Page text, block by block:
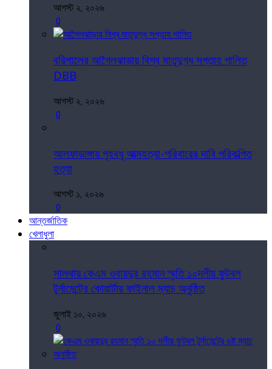
আগস্ট ২, ২০২৬
0
বরিশালের আগৈলঝাড়ায় বিশ্ব মাতৃদুগ্ধ সপ্তাহ পালিত
DBB
আগস্ট ২, ২০২৬
0
আলফাডাঙ্গায় গৃহবধূ আত্মহত্যা-পরিবারের দাবি পরিকল্পিত
হত্যা
আগস্ট ১, ২০২৬
0
আন্তর্জাতিক
খেলাধুলা
সালথায় কেএম ওবায়দুর রহমান স্মৃতি ১০দলীয় ফুটবল
টুর্নামেন্টের কোয়ার্টার ফাইনাল ম্যাচ অনুষ্ঠিত
জুলাই ১০, ২০২৬
0